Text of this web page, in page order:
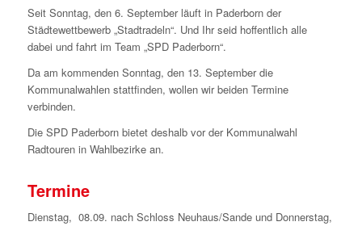
Seit Sonntag, den 6. September läuft in Paderborn der
Städtewettbewerb „Stadtradeln“. Und Ihr seid hoffentlich alle
dabei und fahrt im Team „SPD Paderborn“.
Da am kommenden Sonntag, den 13. September die
Kommunalwahlen stattfinden, wollen wir beiden Termine
verbinden.
Die SPD Paderborn bietet deshalb vor der Kommunalwahl
Radtouren in Wahlbezirke an.
Termine
Dienstag, 08.09. nach Schloss Neuhaus/Sande und Donnerstag,